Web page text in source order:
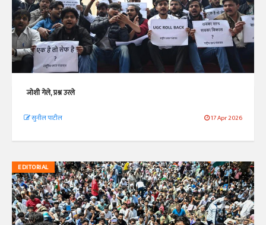
जोशी गेले, प्रश्न उरले
सुनील पाटील 17 Apr 2026
EDITORIAL